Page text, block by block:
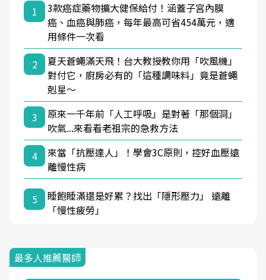
1
3款癌症藥物擴大健保給付！涵蓋子宮內膜
癌、血癌與肺癌，每年最高可省454萬元，適
用條件一次看
2
夏天蒼蠅滿天飛！台大教授教你用「吹風機」
對付它，廚房必有的「這種調味料」竟是蒼蠅
剋星～
3
原來一千年前「人工呼吸」是對著「那個洞」
吹氣...來看看老祖宗的急救方法
4
來當「抗壓達人」！學會3C原則，控好血壓遠
離慢性病
5
睡飽睡滿還是好累？找出「隱形壓力」 遠離
「慢性疲勞」
最多人推薦醫師